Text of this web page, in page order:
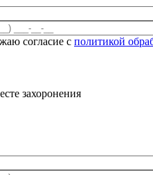
согласие с политикой
захоронения